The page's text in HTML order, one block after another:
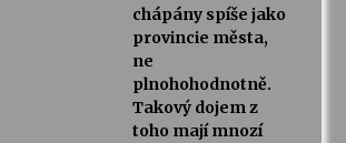
chápány spíše jako
provincie města,
ne
plnohohodnotně.
Takový dojem z
toho mají mnozí